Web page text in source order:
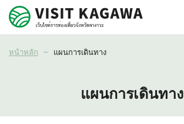
หน้าหลัก แผนการเดินทาง
แผนการเดินทาง